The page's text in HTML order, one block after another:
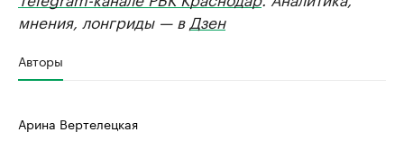
мнения, лонгриды — в Дзен
Авторы
Арина Вертелецкая